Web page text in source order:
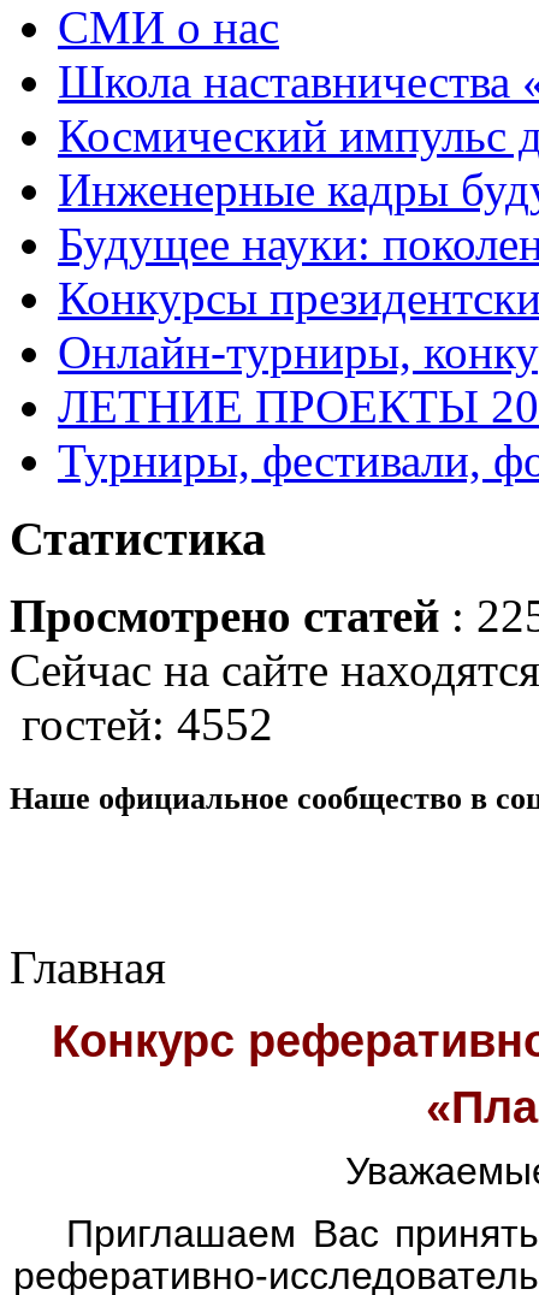
СМИ о нас
Школа
Космический импульс
Инженерные кадры
Будущее науки:
Конкурсы
Онлайн-турниры,
ЛЕТНИЕ ПРОЕКТЫ
Турниры, фестивали,
Статистика
Просмотрено статей :
Сейчас на сайте
гостей: 4552
Наше официальное сообщество в
Главная
Конкурс
Приглашаем Вас
реферативно-